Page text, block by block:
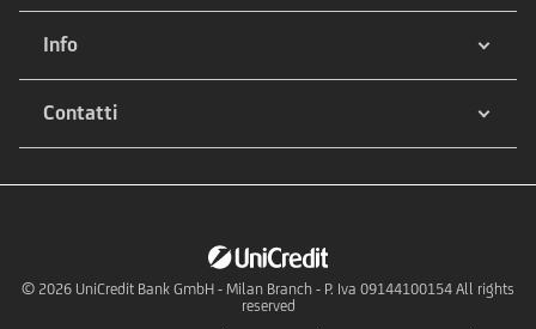
Info
Contatti
© 2026 UniCredit Bank GmbH - Milan Branch - P. Iva 09144100154 All rights
reserved